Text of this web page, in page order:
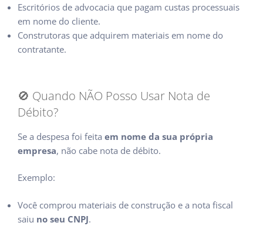
Escritórios de advocacia que pagam custas processuais
em nome do cliente.
Construtoras que adquirem materiais em nome do
contratante.
🚫 Quando NÃO Posso Usar Nota de
Débito?
Se a despesa foi feita em nome da sua própria
empresa, não cabe nota de débito.
Exemplo:
Você comprou materiais de construção e a nota fiscal
saiu no seu CNPJ.